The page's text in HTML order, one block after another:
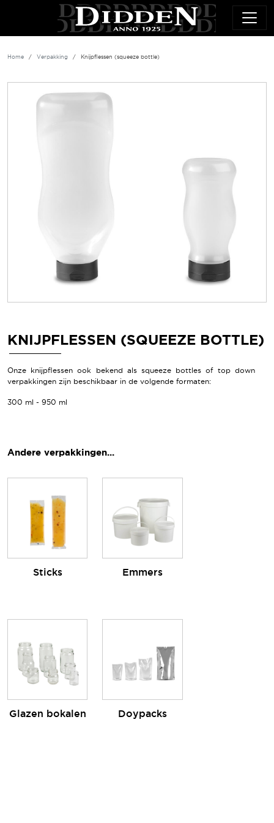
Overslaan en naar de inhoud gaan
Home Verpakking Knijpflessen (squeeze bottle)
KNIJPFLESSEN (SQUEEZE BOTTLE)
Onze knijpflessen ook bekend als squeeze bottles of top down
verpakkingen zijn beschikbaar in de volgende formaten:
300 ml - 950 ml
Andere verpakkingen...
Sticks Emmers
Glazen bokalen Doypacks